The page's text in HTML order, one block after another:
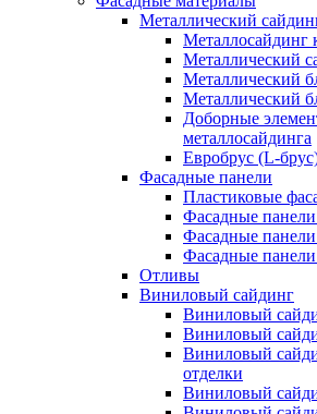
Металлический
Металлосайдинг
Металлический
Металлический
Металлический
Доборные
металлосайдинга
Евробрус (L-
Фасадные панели
Пластиковые
Фасадные
Фасадные
Фасадные
Отливы
Виниловый сайдинг
Виниловый
Виниловый
Виниловый
отделки
Виниловый